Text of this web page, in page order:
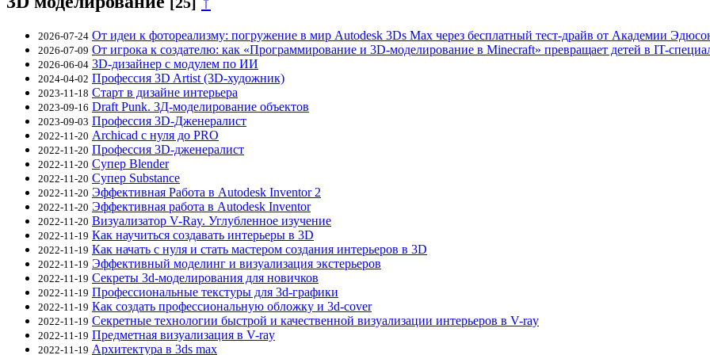
2026-07-24 От идеи к фотореализму: погружение в мир Autodesk 3Ds Max через бесплатный тест-драйв от Академии
2026-07-09 От игрока к создателю: как «Программирование и 3D-моделирование в Minecraft» превращает детей в IT-
2026-06-04 3D‑дизайнер с модулем по ИИ
2024-04-02 Профессия 3D Artist (3D-художник)
2023-11-18 Старт в дизайне интерьера
2023-09-16 Draft Punk. 3Д-моделирование объектов
2023-09-03 Профессия 3D-Дженералист
2022-11-20 Archicad с нуля до PRO
2022-11-20 Профессия 3D-дженералист
2022-11-20 Супер Blender
2022-11-20 Супер Substance
2022-11-20 Эффективная Работа в Autodesk Inventor 2
2022-11-20 Эффективная работа в Autodesk Inventor
2022-11-20 Визуализатор V-Ray. Углубленное изучение
2022-11-19 Как научиться создавать интерьеры в 3D
2022-11-19 Как начать с нуля и стать мастером создания интерьеров в 3D
2022-11-19 Эффективный моделинг и визуализация экстерьеров
2022-11-19 Секреты 3d-моделирования для новичков
2022-11-19 Профессиональные текстуры для 3d-графики
2022-11-19 Как создать профессиональную обложку и 3d-cover
2022-11-19 Секретные технологии быстрой и качественной визуализации интерьеров в V-ray
2022-11-19 Предметная визуализация в V-ray
2022-11-19 Архитектура в 3ds max